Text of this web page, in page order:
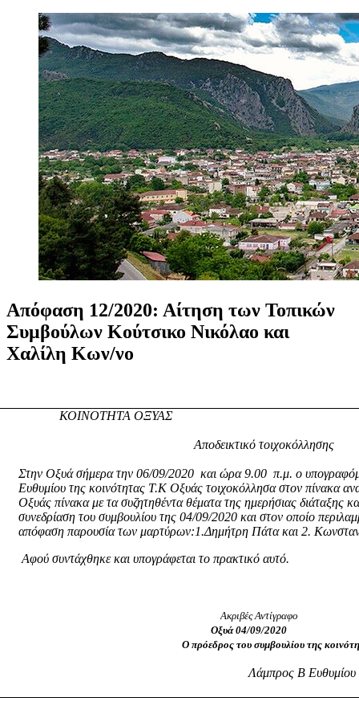
Απόφαση 12/2020: Αίτηση των Τοπικών
Συμβούλων Κούτσικο Νικόλαο και
Χαλίλη Κων/νο
ΚΟΙΝΟΤΗΤΑ ΟΞΥΑΣ
Αποδεικτικό τοιχοκόλλησης
Στην Οξυά σήμερα την 06/09/2020 και ώρα 9.00 π.μ. ο
Ευθυμίου της κοινότητας Τ.Κ Οξυάς τοιχοκόλλησα στον πίνακα
Οξυάς πίνακα με τα συζητηθέντα θέματα της ημερήσιας διάταξης
συνεδρίαση του συμβουλίου της 04/09/2020 και στον οποίο
απόφαση παρουσία των μαρτύρων:1.Δημήτρη Πάτα και 2.
Αφού συντάχθηκε και υπογράφεται το πρακτικό αυτό.
Ακριβές Αντίγραφο
Οξυά 04/09/2020
Ο πρόεδρος του συμβουλίου της
Λάμπρος Β Ευθυμίου